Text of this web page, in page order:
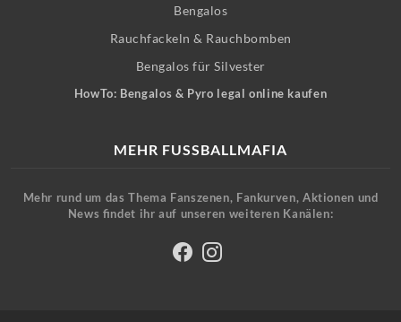
Bengalos
Rauchfackeln & Rauchbomben
Bengalos für Silvester
HowTo: Bengalos & Pyro legal online kaufen
MEHR FUSSBALLMAFIA
Mehr rund um das Thema Fanszenen, Fankurven, Aktionen und
News findet ihr auf unseren weiteren Kanälen: